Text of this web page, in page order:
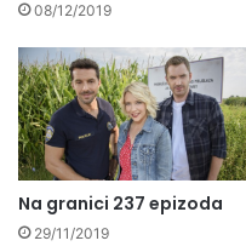
08/12/2019
Na granici 237 epizoda
29/11/2019